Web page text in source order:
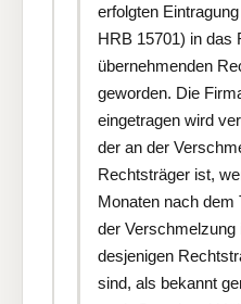
erfolgten
HRB 15701) in das
übernehmenden
geworden. Die
eingetragen wird
der an der
Rechtsträger ist,
Monaten nach dem
der
desjenigen
sind, als bekannt